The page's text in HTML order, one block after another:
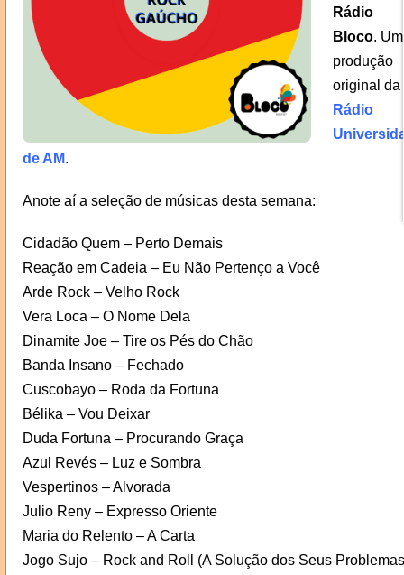
Rádio
Bloco.
produção
original da
Rádio
de AM.
Anote aí a seleção de músicas desta semana:
Cidadão Quem – Perto Demais
Reação em Cadeia – Eu Não Pertenço a Você
Arde Rock – Velho Rock
Vera Loca – O Nome Dela
Dinamite Joe – Tire os Pés do Chão
Banda Insano – Fechado
Cuscobayo – Roda da Fortuna
Bélika – Vou Deixar
Duda Fortuna – Procurando Graça
Azul Revés – Luz e Sombra
Vespertinos – Alvorada
Julio Reny – Expresso Oriente
Maria do Relento – A Carta
Jogo Sujo – Rock and Roll (A Solução dos Seus